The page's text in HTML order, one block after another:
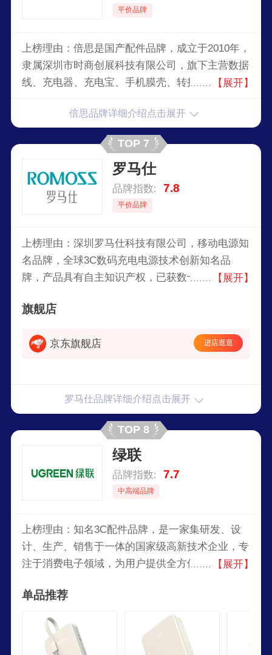
平价品牌
上榜理由：倍思是国产配件品牌，成立于2010年，
隶属深圳市时商创展科技有限公司，旗下主营数据
线、充电器、充电宝、手机膜壳、转接头及扩展
功能性强，Baseus品牌凭借其创新的设计和高质
量的产品，在国内外市场都取得了良好的成绩，并
赢得了广泛的知名度和美誉度。
【展开】
倍思品牌详细介绍点击展开
TOP 7
罗马仕
品牌指数: 7.8
平价品牌
上榜理由：深圳罗马仕科技有限公司，移动电源知
名品牌，全球3C数码充电电源技术创新知名品
牌，产品具有自主知识产权，已获数十项国际和国
源产品的创新型科技企业。
【展开】
旗舰店
京东旗舰店 进店逛逛
罗马仕品牌详细介绍点击展开
TOP 8
绿联
品牌指数: 7.7
中高端品牌
上榜理由：知名3C配件品牌，是一家集研发、设
计、生产、销售于一体的国家级高新技术企业，专
注于消费电子领域，为用户提供全方位解决方案。
类和移动周边类为用户提供了一系列优质产品，行
【展开】
单品推荐